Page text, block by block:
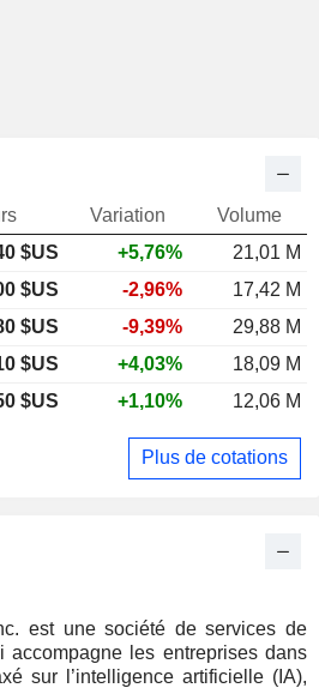
est une société de services de
accompagne les entreprises dans
sur l’intelligence artificielle (IA),
Variation
Volume
$US +5,76%
21,01 M
$US -2,96%
17,42 M
$US -9,39%
29,88 M
$US +4,03%
18,09 M
$US +1,10% 12,06 M
Plus de cotations